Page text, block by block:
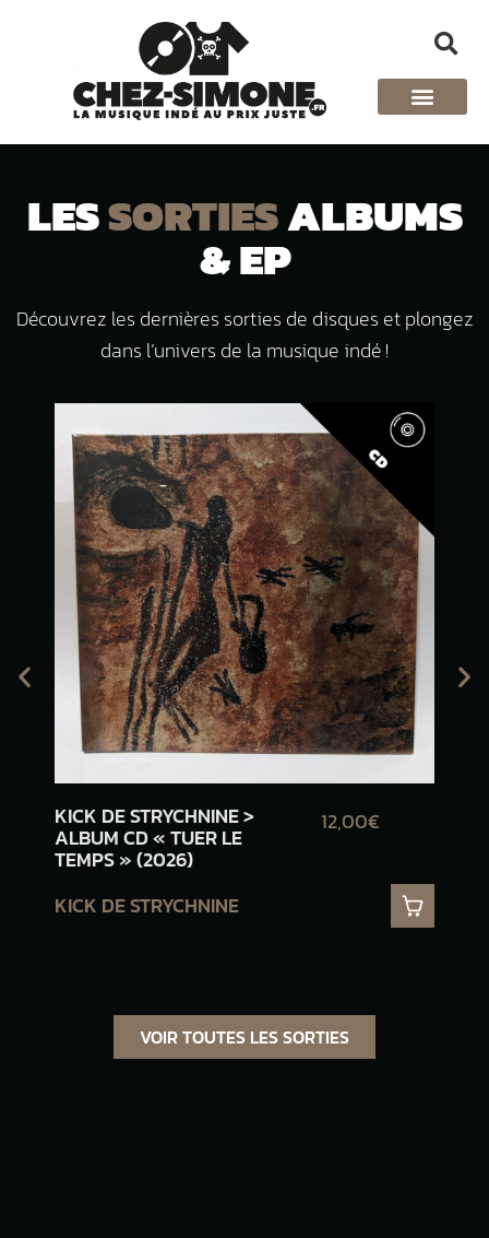
LESSORTIESALBUMS
& EP
Découvrez les dernières sorties de disques et plongez
dans l’univers de la musique indé !
KICK DE STRYCHNINE >
ALBUM CD « TUER LE
TEMPS » (2026)
12,00€
KICK DE STRYCHNINE
VOIR TOUTES LES SORTIES